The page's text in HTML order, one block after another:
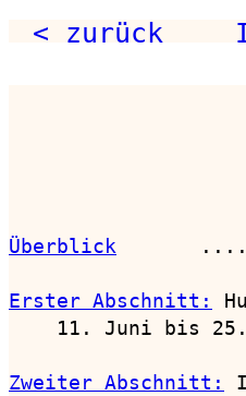
< zurück
Überblick
Erster Abschnitt:
11. Juni bis
Zweiter Abschnitt: